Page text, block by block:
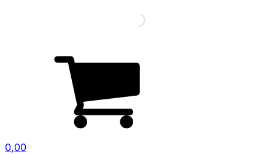
0,00